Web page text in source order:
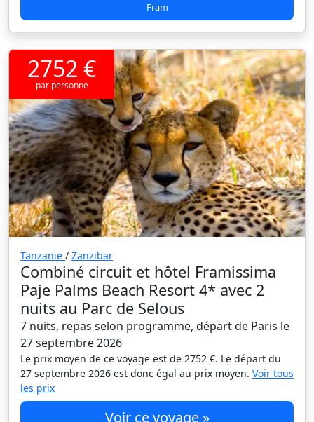
Fram
2752 €
par personne
Tanzanie / Zanzibar
Combiné circuit et hôtel Framissima
Paje Palms Beach Resort 4* avec 2
nuits au Parc de Selous
7 nuits, repas selon programme, départ de Paris le
27 septembre 2026
Le prix moyen de ce voyage est de 2752 €. Le départ du
27 septembre 2026 est donc égal au prix moyen. Voir tous
les prix
Voir ce voyage »